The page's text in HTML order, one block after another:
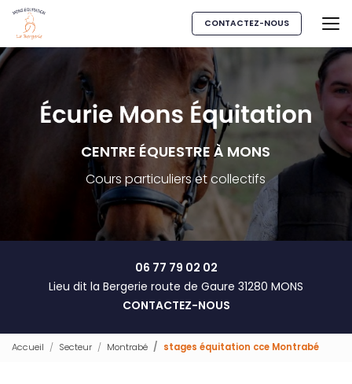
Aller
contenu
principal
CONTACTEZ-NOUS
CENTRE ÉQUESTRE À MONS
Cours particuliers et collectifs
06 77 79 02 02
Lieu dit la Bergerie route de Gaure 31280 MONS
CONTACTEZ-NOUS
Accueil Secteur Montrabé stages équitation cce Montrabé